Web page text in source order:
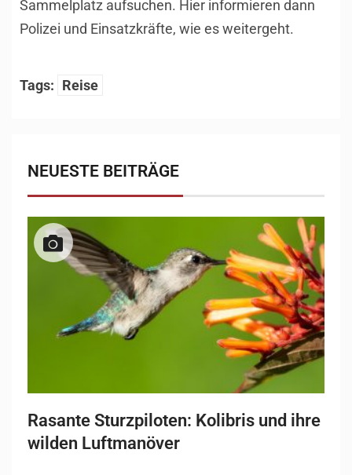
Sammelplatz aufsuchen. Hier informieren dann
Polizei und Einsatzkräfte, wie es weitergeht.
Tags: Reise
NEUESTE BEITRÄGE
Rasante Sturzpiloten: Kolibris und ihre
wilden Luftmanöver